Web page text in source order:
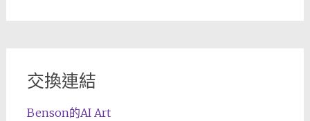
交換連結
Benson的AI Art